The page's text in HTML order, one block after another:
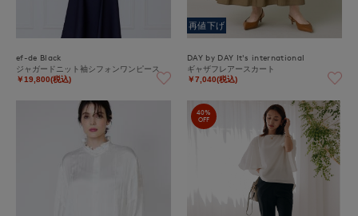
ef-de Black
ジャガードニット袖シフォンワンピース
￥19,800(税込)
再値下げ
DAY by DAY It's international
ギャザフレアースカート
￥7,040(税込)
40%
OFF